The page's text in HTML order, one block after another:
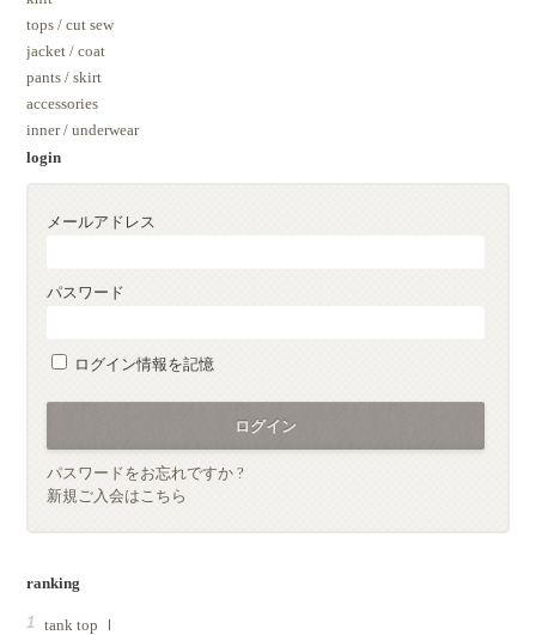
tops / cut sew
jacket / coat
pants / skirt
accessories
inner / underwear
login
メールアドレス
パスワード
ログイン情報を記憶
パスワードをお忘れですか ?
新規ご入会はこちら
ranking
tank top Ⅰ